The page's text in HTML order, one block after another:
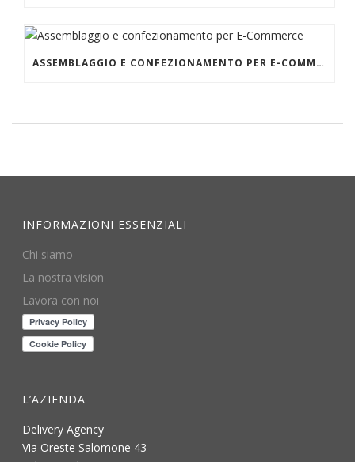
ASSEMBLAGGIO E CONFEZIONAMENTO PER E-COMMERCE
INFORMAZIONI ESSENZIALI
Chi siamo
La nostra vision
Lavora con noi
L’AZIENDA
Delivery Agency
Via Oreste Salomone 43